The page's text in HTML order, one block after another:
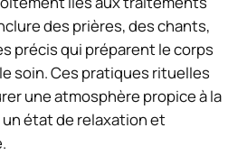
des prières, des chants,
précis qui préparent le corps
soin. Ces pratiques rituelles
une atmosphère propice à la
état de relaxation et